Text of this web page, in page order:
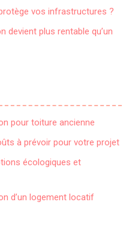
vos infrastructures ?
devient plus rentable qu’un
pour toiture ancienne
à prévoir pour votre projet
écologiques et
d’un logement locatif